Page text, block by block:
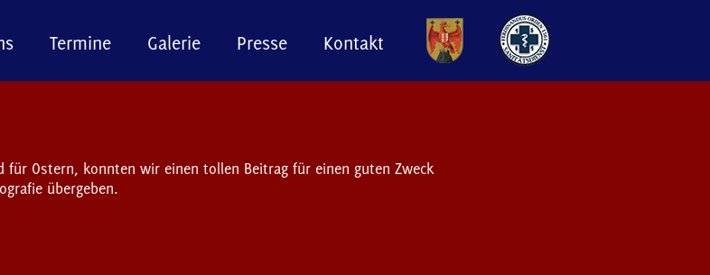
Termine Galerie Presse Kontakt
für Ostern, konnten wir einen tollen Beitrag für einen guten Zweck
übergeben.